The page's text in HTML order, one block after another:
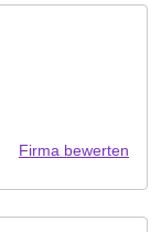
Firma bewerten